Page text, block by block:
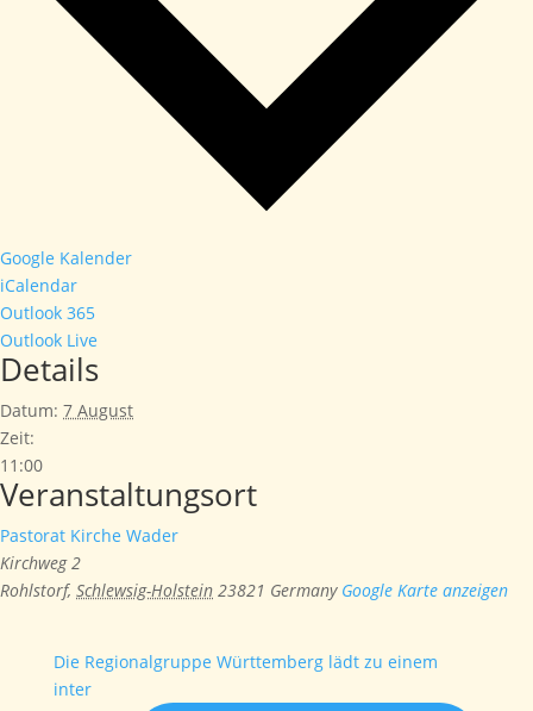
Google Kalender
iCalendar
Outlook 365
Outlook Live
Details
Datum: 7 August
Zeit:
11:00
Veranstaltungsort
Pastorat Kirche Wader
Kirchweg 2
Rohlstorf, Schlewsig-Holstein 23821 Germany Google Karte anzeigen
Die Regionalgruppe Württemberg lädt zu einem
inter